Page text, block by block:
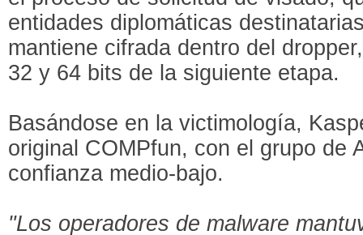
entidades diplomáticas
mantiene cifrada dentro del
32 y 64 bits de la siguiente etapa.
Basándose en la victimología,
original COMPfun, con el grupo de
confianza medio-bajo.
"Los operadores de malware